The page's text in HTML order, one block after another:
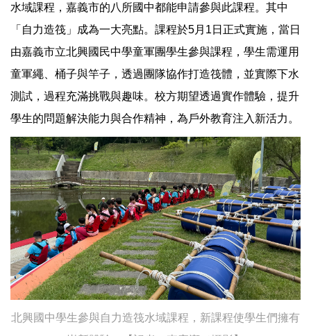
水域課程，嘉義市的八所國中都能申請參與此課程。其中
「自力造筏」成為一大亮點。課程於5月1日正式實施，當日
由嘉義市立北興國民中學童軍團學生參與課程，學生需運用
童軍繩、桶子與竿子，透過團隊協作打造筏體，並實際下水
測試，過程充滿挑戰與趣味。校方期望透過實作體驗，提升
學生的問題解決能力與合作精神，為戶外教育注入新活力。
北興國中學生參與自力造筏水域課程，新課程使學生們擁有